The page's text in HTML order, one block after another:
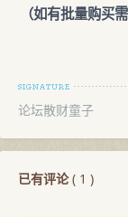
（如有批量购买
论坛散财童子
已有评论( 1 )